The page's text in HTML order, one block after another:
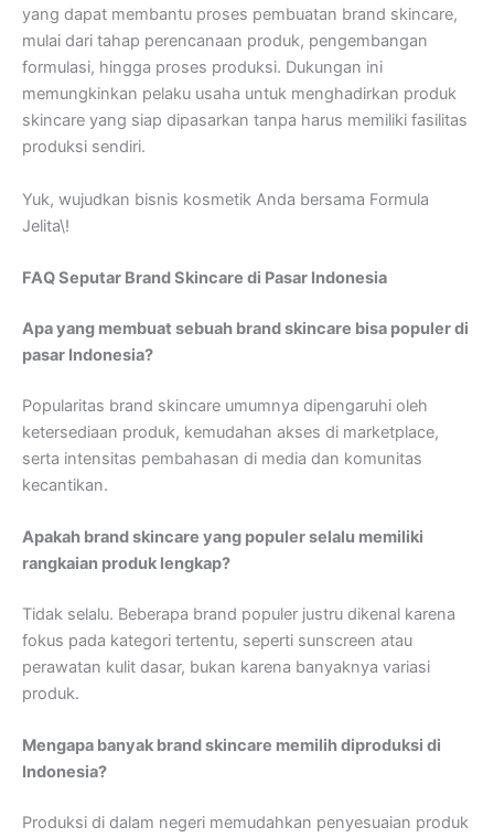
yang dapat membantu proses pembuatan brand skincare,
mulai dari tahap perencanaan produk, pengembangan
formulasi, hingga proses produksi. Dukungan ini
memungkinkan pelaku usaha untuk menghadirkan produk
skincare yang siap dipasarkan tanpa harus memiliki fasilitas
produksi sendiri.
Yuk, wujudkan bisnis kosmetik Anda bersama Formula
Jelita\!
FAQ Seputar Brand Skincare di Pasar Indonesia
Apa yang membuat sebuah brand skincare bisa populer di
pasar Indonesia?
Popularitas brand skincare umumnya dipengaruhi oleh
ketersediaan produk, kemudahan akses di marketplace,
serta intensitas pembahasan di media dan komunitas
kecantikan.
Apakah brand skincare yang populer selalu memiliki
rangkaian produk lengkap?
Tidak selalu. Beberapa brand populer justru dikenal karena
fokus pada kategori tertentu, seperti sunscreen atau
perawatan kulit dasar, bukan karena banyaknya variasi
produk.
Mengapa banyak brand skincare memilih diproduksi di
Indonesia?
Produksi di dalam negeri memudahkan penyesuaian produk